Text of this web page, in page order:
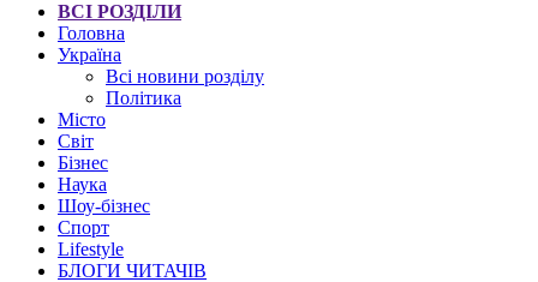
ВСІ РОЗДІЛИ
Головна
Україна
Всі новини розділу
Політика
Місто
Світ
Бізнес
Наука
Шоу-бізнес
Спорт
Lifestyle
БЛОГИ ЧИТАЧІВ